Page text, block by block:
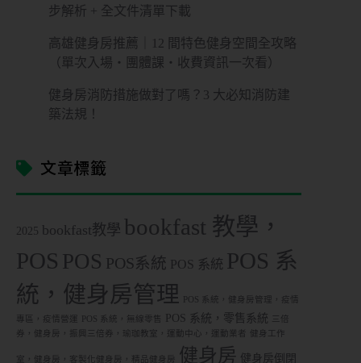
步解析 + 全文件清單下載
高雄健身房推薦｜12 間特色健身空間全攻略
（單次入場・團體課・收費資訊一次看）
健身房消防措施做對了嗎？3 大必知消防建
築法規！
文章標籤
2025 bookfast教學 bookfast 教學，
POS POS POS系統 POS 系統 POS 系
統，健身房管理
POS 系統，健身房管理，疫情
專區，疫情營運 POS 系統，無線零售 POS 系統，零售系統
三倍
券，健身房，振興三倍券，瑜珈教室，運動中心，運動業者
健身工作
室，健身房，客製化健身房，精品健身房 健身房 健身房倒閉